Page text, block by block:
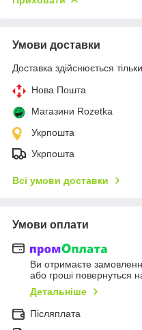
Умови доставки
Доставка здійснюється
Нова Пошта
Магазини Rozetka
Укрпошта
Укрпошта
Всі умови доставки
Умови оплати
Ви отримаєте
або гроші повернуться
Детальніше
Післяплата